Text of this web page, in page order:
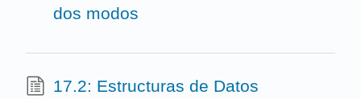
dos modos
17.2: Estructuras de Datos